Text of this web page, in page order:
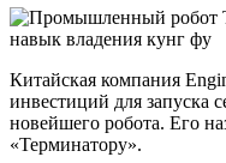
Китайская компания
инвестиций для запуска
новейшего робота. Его
«Терминатору».